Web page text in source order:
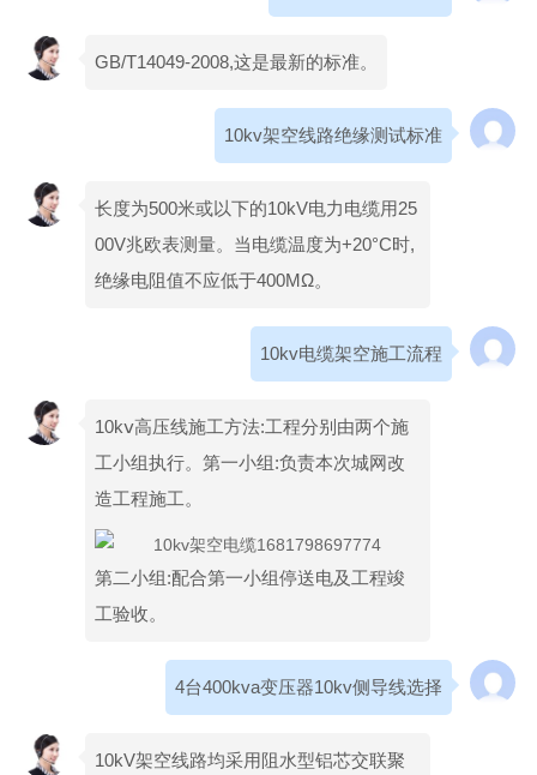
GB/T14049-2008,这是最新的标准。
10kv架空线路绝缘测试标准
长度为500米或以下的10kV电力电缆用25
00V兆欧表测量。当电缆温度为+20°C时,
绝缘电阻值不应低于400MΩ。
10kv电缆架空施工流程
10kⅴ高压线施工方法:工程分别由两个施
工小组执行。第一小组:负责本次城网改
造工程施工。
第二小组:配合第一小组停送电及工程竣
工验收。
4台400kva变压器10kv侧导线选择
10kV架空线路均采用阻水型铝芯交联聚